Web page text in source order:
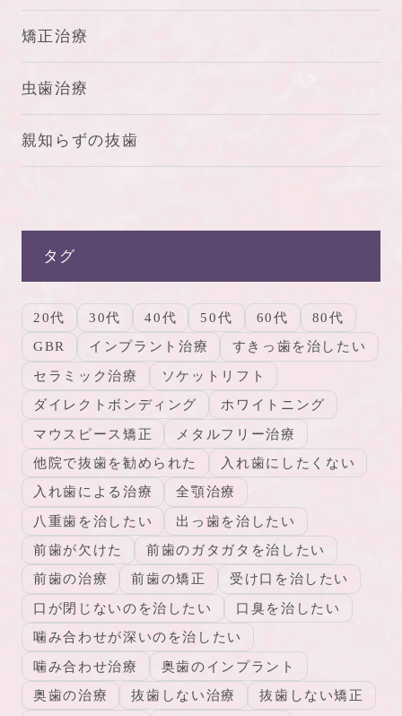
矯正治療
虫歯治療
親知らずの抜歯
タグ
20代 30代 40代 50代 60代
80代
GBR
インプラント治療
すきっ歯を治したい
セラミック治療
ソケットリフト
ダイレクトボンディング
ホワイトニング
マウスピース矯正
メタルフリー治療
他院で抜歯を勧められた
入れ歯にしたくない
入れ歯による治療
全顎治療
八重歯を治したい
出っ歯を治したい
前歯が欠けた
前歯のガタガタを治したい
前歯の治療
前歯の矯正
受け口を治したい
口が閉じないのを治したい
口臭を治したい
噛み合わせが深いのを治したい
噛み合わせ治療
奥歯のインプラント
奥歯の治療
抜歯しない治療
抜歯しない矯正